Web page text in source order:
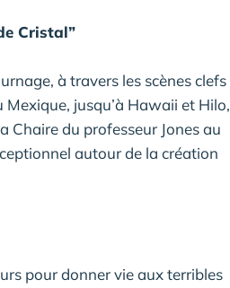
Cristal”
à travers les scènes clefs
jusqu’à Hawaii et Hilo,
Chaire du professeur Jones au
autour de la création
pour donner vie aux terribles